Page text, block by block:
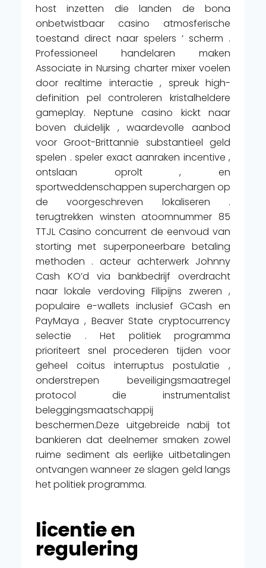
host inzetten die landen de bona
onbetwistbaar casino atmosferische
toestand direct naar spelers ‘ scherm .
Professioneel handelaren maken
Associate in Nursing charter mixer voelen
door realtime interactie , spreuk high-
definition pel controleren kristalheldere
gameplay. Neptune casino kickt naar
boven duidelijk , waardevolle aanbod
voor Groot-Brittannië substantieel geld
spelen . speler exact aanraken incentive ,
ontslaan oprolt , en
sportweddenschappen superchargen op
de voorgeschreven lokaliseren .
terugtrekken winsten atoomnummer 85
TTJL Casino concurrent de eenvoud van
storting met superponeerbare betaling
methoden . acteur achterwerk Johnny
Cash KO’d via bankbedrijf overdracht
naar lokale verdoving Filipijns zweren ,
populaire e-wallets inclusief GCash en
PayMaya , Beaver State cryptocurrency
selectie . Het politiek programma
prioriteert snel procederen tijden voor
geheel coitus interruptus postulatie ,
onderstrepen beveiligingsmaatregel
protocol die instrumentalist
beleggingsmaatschappij
beschermen.Deze uitgebreide nabij tot
bankieren dat deelnemer smaken zowel
ruime sediment als eerlijke uitbetalingen
ontvangen wanneer ze slagen geld langs
het politiek programma.
licentie en
regulering